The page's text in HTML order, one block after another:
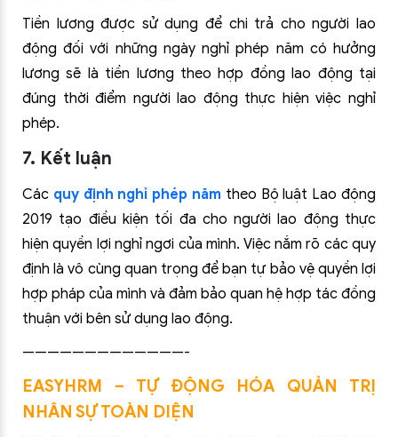
Tiền lương được sử dụng để chi trả cho người lao
động đối với những ngày nghỉ phép năm có hưởng
lương sẽ là tiền lương theo hợp đồng lao động tại
đúng thời điểm người lao động thực hiện việc nghỉ
phép.
7. Kết luận
Các quy định nghỉ phép năm theo Bộ luật Lao động
2019 tạo điều kiện tối đa cho người lao động thực
hiện quyền lợi nghỉ ngơi của mình. Việc nắm rõ các quy
định là vô cùng quan trọng để bạn tự bảo vệ quyền lợi
hợp pháp của mình và đảm bảo quan hệ hợp tác đồng
thuận với bên sử dụng lao động.
—————————————-
EASYHRM – TỰ ĐỘNG HÓA QUẢN TRỊ
NHÂN SỰ TOÀN DIỆN